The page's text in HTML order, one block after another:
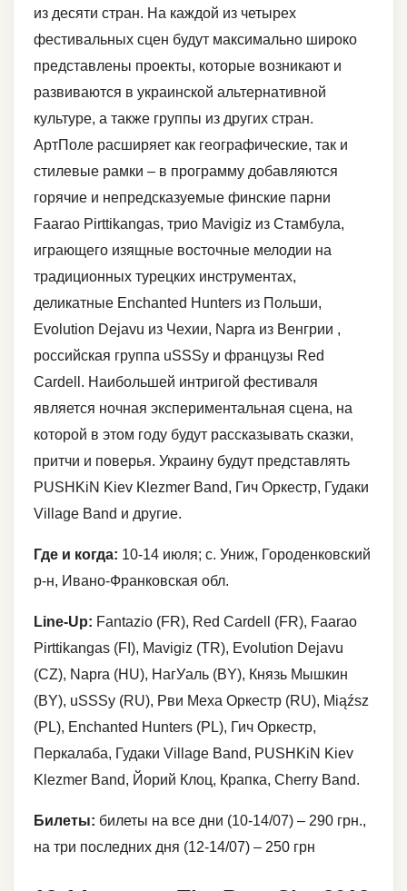
из десяти стран. На каждой из четырех
фестивальных сцен будут максимально широко
представлены проекты, которые возникают и
развиваются в украинской альтернативной
культуре, а также группы из других стран.
АртПоле расширяет как географические, так и
стилевые рамки – в программу добавляются
горячие и непредсказуемые финские парни
Faarao Pirttikangas, трио Mavigiz из Стамбула,
играющего изящные восточные мелодии на
традиционных турецких инструментах,
деликатные Enchanted Hunters из Польши,
Evolution Dejavu из Чехии, Napra из Венгрии ,
российская группа uSSSy и французы Red
Cardell. Наибольшей интригой фестиваля
является ночная экспериментальная сцена, на
которой в этом году будут рассказывать сказки,
притчи и поверья. Украину будут представлять
PUSHKiN Kiev Klezmer Band, Гич Оркестр, Гудаки
Village Band и другие.
Где и когда: 10-14 июля; с. Униж, Городенковский
р-н, Ивано-Франковская обл.
Line-Up: Fantazio (FR), Red Cardell (FR), Faarao
Pirttikangas (FI), Mavigiz (TR), Evolution Dejavu
(CZ), Napra (HU), НагУаль (BY), Князь Мышкин
(BY), uSSSy (RU), Рви Меха Оркестр (RU), Miąźsz
(PL), Enchanted Hunters (PL), Гич Оркестр,
Перкалаба, Гудаки Village Band, PUSHKiN Kiev
Klezmer Band, Йорий Клоц, Крапка, Cherry Band.
Билеты: билеты на все дни (10-14/07) – 290 грн.,
на три последних дня (12-14/07) – 250 грн